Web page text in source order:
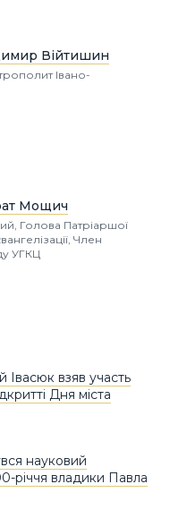
Війтишин
Івано-
Мощич
Голова Патріаршої
Член
УГКЦ
Івасюк взяв участь
Дня міста
науковий
річчя владики Павла